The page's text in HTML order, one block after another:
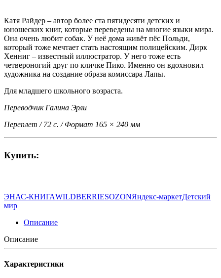
Катя Райдер – автор более ста пятидесяти детских и
юношеских книг, которые переведены на многие языки мира.
Она очень любит собак. У неё дома живёт пёс Польди,
который тоже мечтает стать настоящим полицейским. Дирк
Хенниг – известный иллюстратор. У него тоже есть
четвероногий друг по кличке Пико. Именно он вдохновил
художника на создание образа комиссара Лапы.
Для младшего школьного возраста.
Переводчик Галина Эрли
Переплет / 72 с. / Формат 165 × 240 мм
Купить:
ЭНАС-КНИГАWILDBERRIESOZONЯндекс-маркетДетский
мир
Описание
Описание
Характеристики